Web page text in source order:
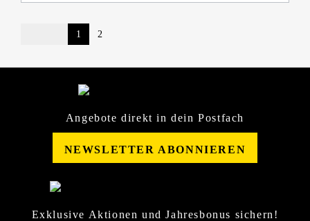
1 2
Angebote direkt in dein Postfach
NEWSLETTER ABONNIEREN
Exklusive Aktionen und Jahresbonus sichern!